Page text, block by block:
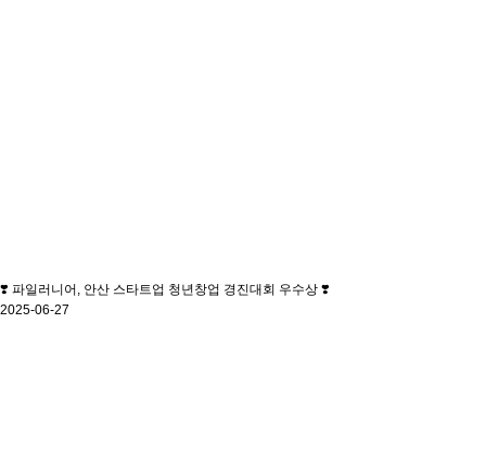
❣️ 파일러니어, 안산 스타트업 청년창업 경진대회 우수상 ❣️
2025-06-27